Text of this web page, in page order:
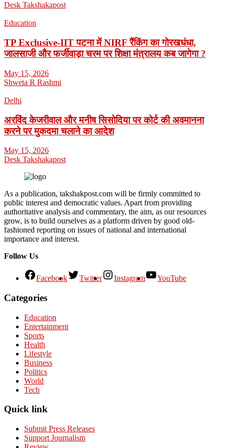
Desk Takshakapost
Education
TP Exclusive-IIT पटना में NIRF रैंकिंग का गोरखधंधा,
जालसाजी और फर्जीवाड़ा चरम पर शिक्षा मंत्रालय कब जागेगा ?
May 15, 2026
Shweta R Rashmi
Delhi
अरविंद केजरीवाल और मनीष सिसोदिया पर कोर्ट की अवमानना
करने पर मुकदमा चलाने का आदेश
May 15, 2026
Desk Takshakapost
As a publication, takshakpost.com will be firmly committed to
public interest and democratic values. Apart from providing
authoritative analysis and commentary, the aim, as our resources
grow, is to build ourselves as a platform driven by good old-
fashioned reporting on issues of national and international
importance and interest.
Follow Us
Facebook Twitter Instagram YouTube
Categories
Education
Entertainment
Sports
Health
Lifestyle
Business
Politics
World
Tech
Quick link
Submit Press Releases
Support Journalism